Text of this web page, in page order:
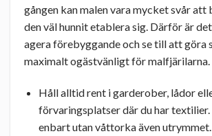
gången kan malen vara mycket svår att
den väl hunnit etablera sig. Därför är
agera förebyggande och se till att göra
maximalt ogästvänligt för malfjärilarna.
Håll alltid rent i garderober, lådor
förvaringsplatser där du har
enbart utan våttorka även utrymmet.